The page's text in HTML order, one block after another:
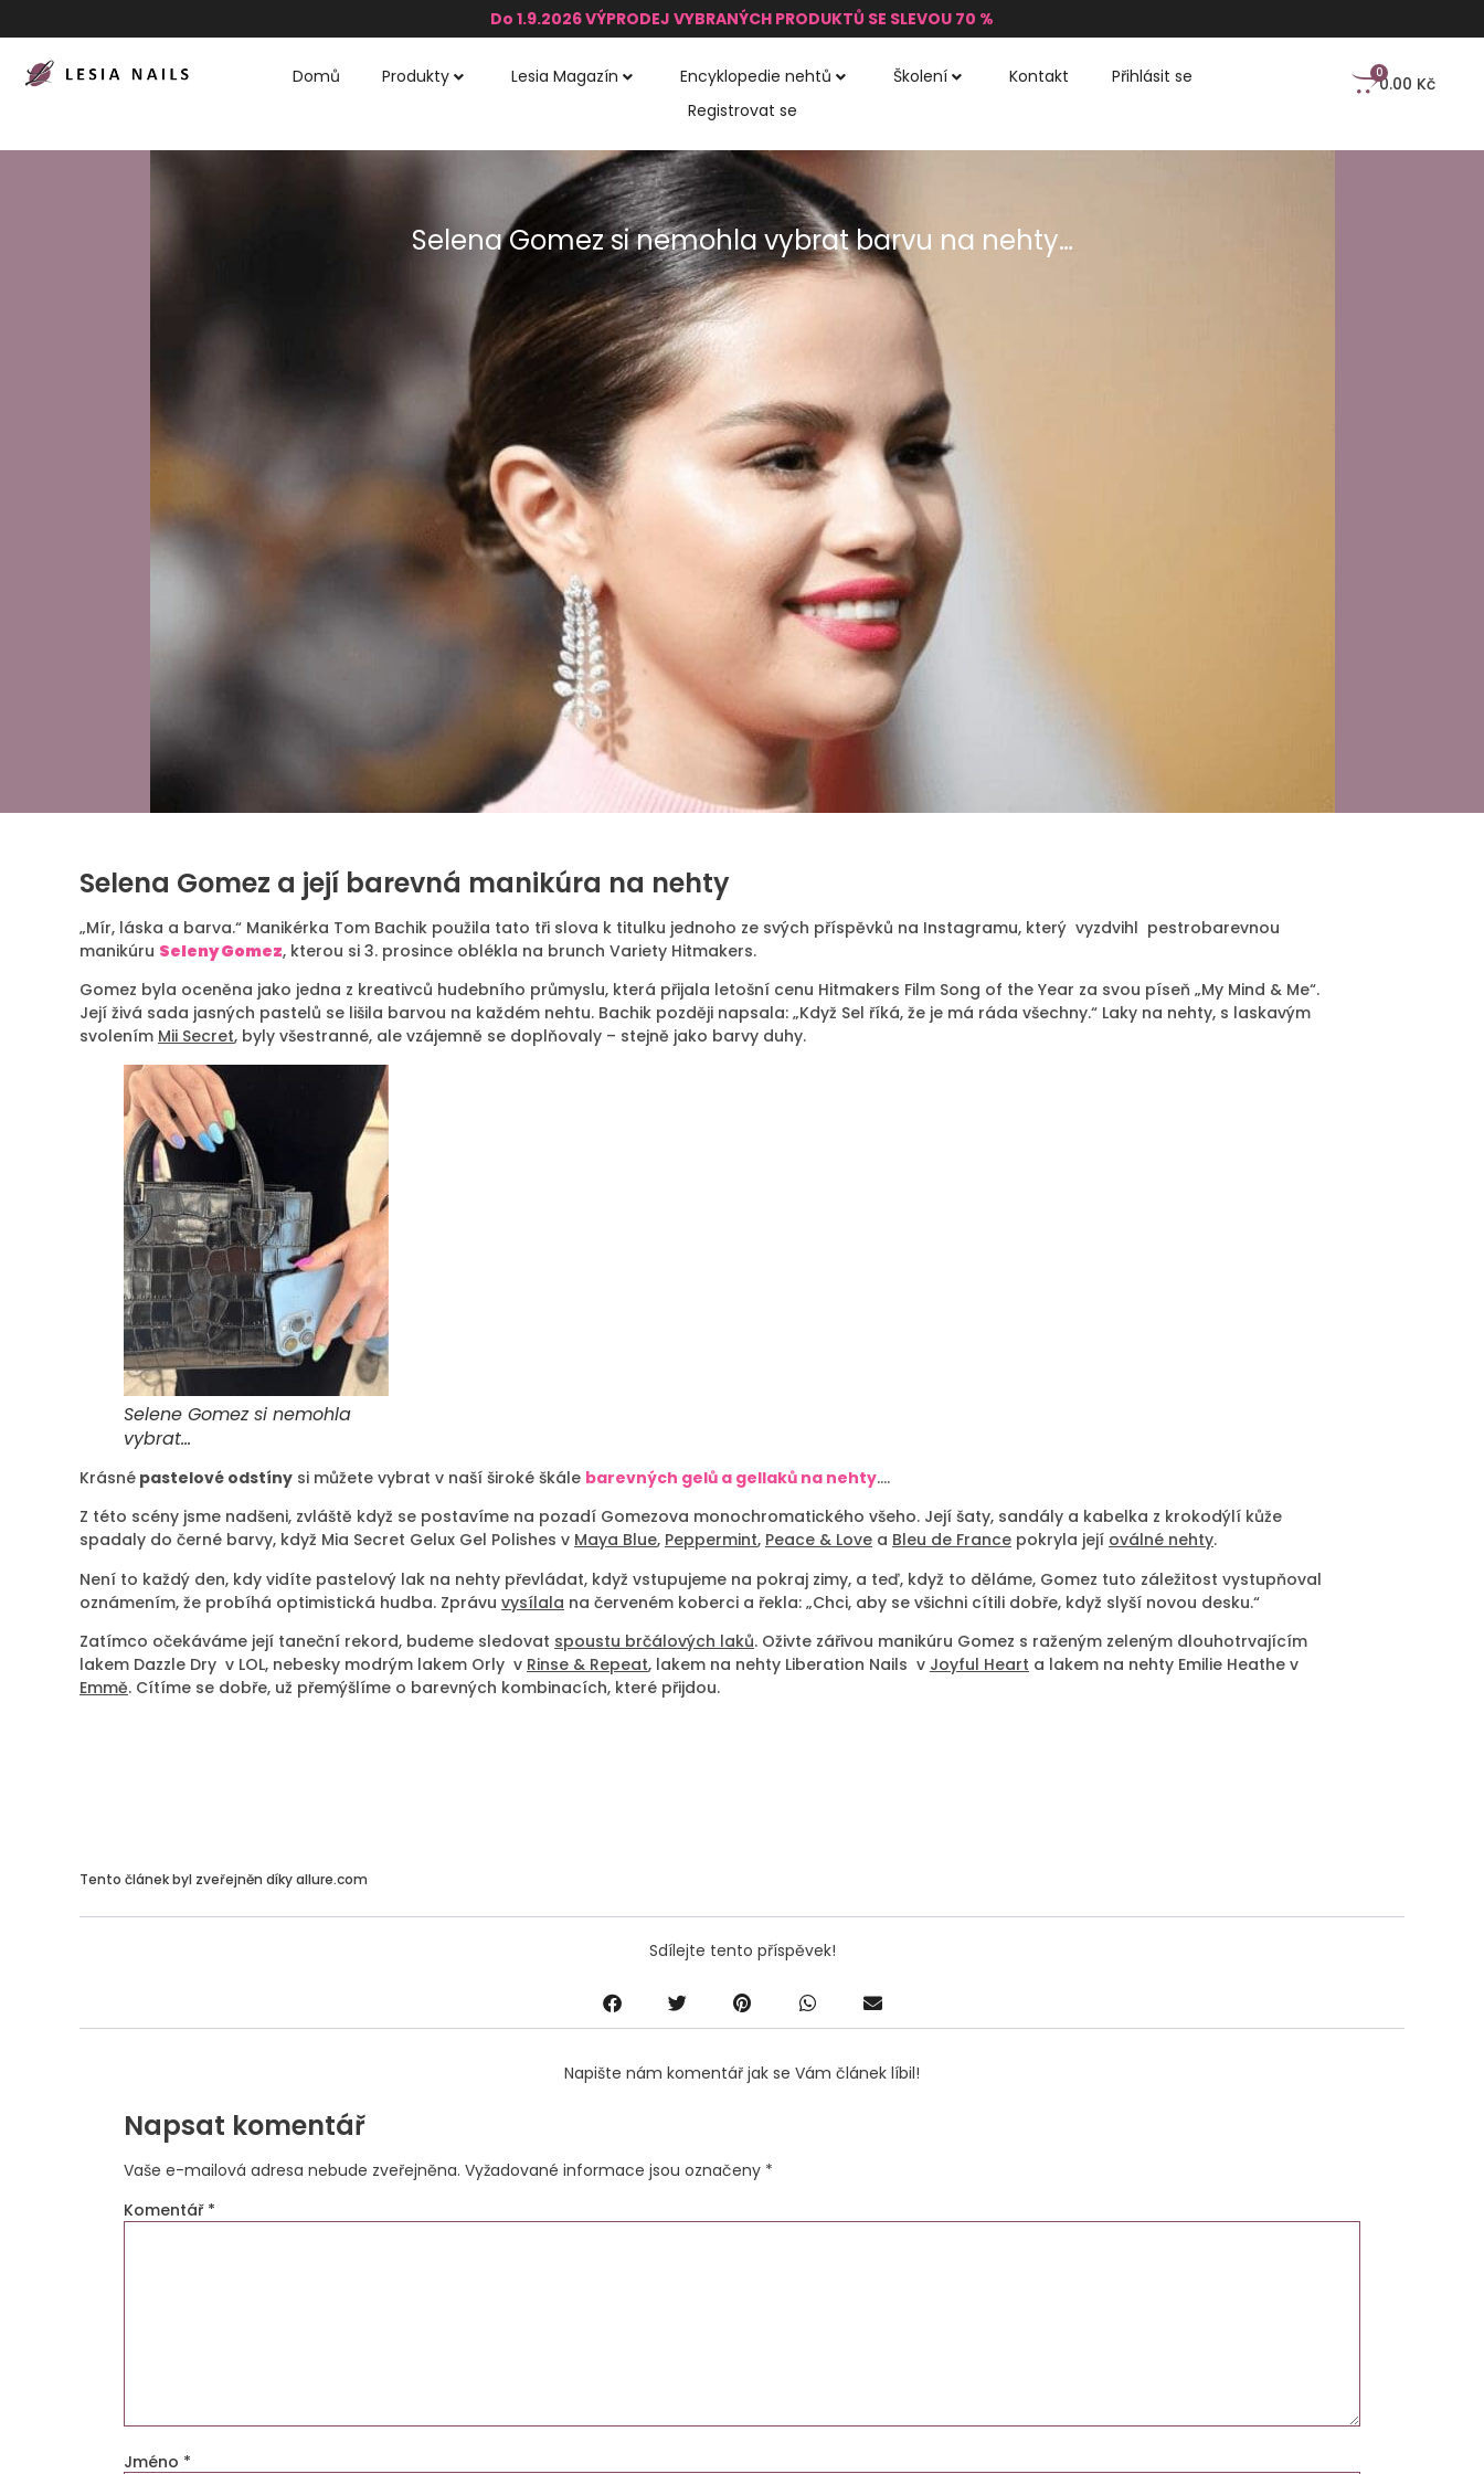
Do 1.9.2026 VÝPRODEJ VYBRANÝCH PRODUKTŮ SE SLEVOU 70 %
0.00 Kč
0
Domů Produkty Lesia Magazín Encyklopedie nehtů Školení Kontakt
Přihlásit se
Registrovat se
Selena Gomez si nemohla vybrat barvu na nehty…
Selena Gomez a její barevná manikúra na nehty
„Mír, láska a barva.“ Manikérka Tom Bachik použila tato tři slova k titulku jednoho ze svých příspěvků na Instagramu, který vyzdvihl pestrobarevnou
manikúru Seleny Gomez, kterou si 3. prosince oblékla na brunch Variety Hitmakers.
Gomez byla oceněna jako jedna z kreativců hudebního průmyslu, která přijala letošní cenu Hitmakers Film Song of the Year za svou píseň „My Mind & Me“.
Její živá sada jasných pastelů se lišila barvou na každém nehtu. Bachik později napsala: „Když Sel říká, že je má ráda všechny.“ Laky na nehty, s laskavým
svolením Mii Secret, byly všestranné, ale vzájemně se doplňovaly – stejně jako barvy duhy.
Selene Gomez si nemohla
vybrat…
Krásné pastelové odstíny si můžete vybrat v naší široké škále barevných gelů a gellaků na nehty….
Z této scény jsme nadšeni, zvláště když se postavíme na pozadí Gomezova monochromatického všeho. Její šaty, sandály a kabelka z krokodýlí kůže
spadaly do černé barvy, když Mia Secret Gelux Gel Polishes v Maya Blue, Peppermint, Peace & Love a Bleu de France pokryla její oválné nehty.
Není to každý den, kdy vidíte pastelový lak na nehty převládat, když vstupujeme na pokraj zimy, a teď, když to děláme, Gomez tuto záležitost vystupňoval
oznámením, že probíhá optimistická hudba. Zprávu vysílala na červeném koberci a řekla: „Chci, aby se všichni cítili dobře, když slyší novou desku.“
Zatímco očekáváme její taneční rekord, budeme sledovat spoustu brčálových laků. Oživte zářivou manikúru Gomez s raženým zeleným dlouhotrvajícím
lakem Dazzle Dry v LOL, nebesky modrým lakem Orly v Rinse & Repeat, lakem na nehty Liberation Nails v Joyful Heart a lakem na nehty Emilie Heathe v
Emmě. Cítíme se dobře, už přemýšlíme o barevných kombinacích, které přijdou.
Tento článek byl zveřejněn díky allure.com
Sdílejte tento příspěvek!
Napište nám komentář jak se Vám článek líbil!
Napsat komentář
Vaše e-mailová adresa nebude zveřejněna. Vyžadované informace jsou označeny *
Komentář *
Jméno *